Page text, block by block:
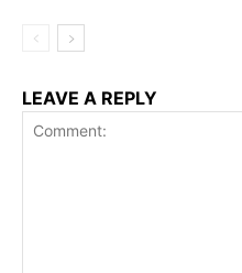
LEAVE A REPLY